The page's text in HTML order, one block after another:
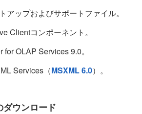
アップおよびサポートファイル。
Clientコンポーネント。
OLAP Services 9.0。
Services（MSXML 6.0）。
ウンロード